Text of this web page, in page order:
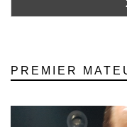
PREMIER